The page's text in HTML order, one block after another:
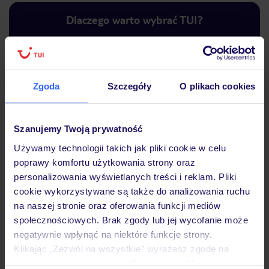
Zgoda Szczegóły O plikach cookies
Szanujemy Twoją prywatność
Używamy technologii takich jak pliki cookie w celu
poprawy komfortu użytkowania strony oraz
personalizowania wyświetlanych treści i reklam. Pliki
cookie wykorzystywane są także do analizowania ruchu
na naszej stronie oraz oferowania funkcji mediów
społecznościowych. Brak zgody lub jej wycofanie może
negatywnie wpłynąć na niektóre funkcje strony.
Klikając „Zezwól na wszystkie” wyrażasz zgodę na
Dlaczego warto wybrać TUI?
Lider niskich cen
Największe biuro
podróży w Polsce
30 lat w
Hotel
Pokoje